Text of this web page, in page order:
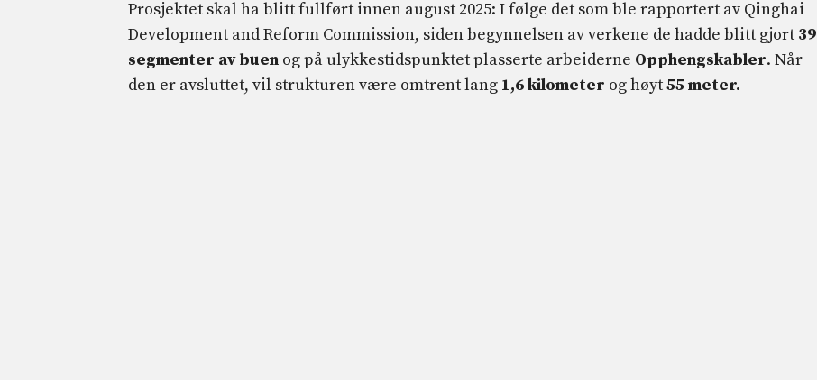
Prosjektet skal ha blitt fullført innen august 2025: I følge det som ble rapportert av Qinghai
Development and Reform Commission, siden begynnelsen av verkene de hadde blitt gjort 39
segmenter av buen og på ulykkestidspunktet plasserte arbeiderne Opphengskabler. Når
den er avsluttet, vil strukturen være omtrent lang 1,6 kilometer og høyt55 meter.